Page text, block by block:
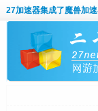
27加速器集成了魔兽加